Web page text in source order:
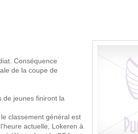
Conséquence
de la coupe de
de jeunes finiront la
classement général est
actuelle, Lokeren à